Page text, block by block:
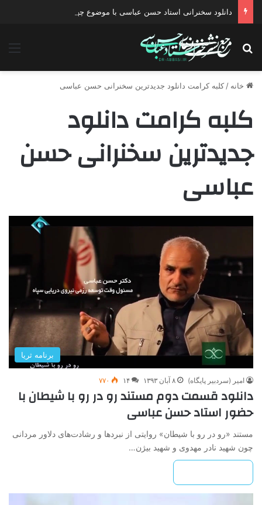
دانلود سخنرانی استاد حسن عباسی با موضوع چهار انتخاب ۱۴۰۰
جستجو برای
خانه / کلبه کرامت دانلود جدیدترین سخنرانی حسن عباسی
کلبه کرامت دانلود
جدیدترین سخنرانی حسن
عباسی
برنامه ثریا
امیر (سردبیر پایگاه) ۸ آبان ۱۳۹۳ ۱۴ ۷۷۰
دانلود قسمت دوم مستند رو در رو با شیطان با
حضور استاد حسن عباسی
مستند «رو در رو با شیطان» روایتی از نبردها و رشادت‌های دلاور مردانی
چون شهید نادر مهدوی و شهید بیژن…